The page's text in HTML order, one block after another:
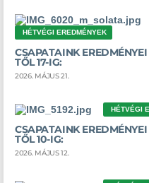
HÉTVÉGI EREDMÉNYEK
CSAPATAINK EREDMÉNYEI
TŐL 17-IG:
2026. MÁJUS 21.
HÉTVÉGI
CSAPATAINK
TŐL 10-IG:
2026. MÁJUS 12.